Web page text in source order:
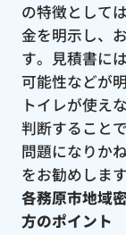
の特徴として
金を明示し、
す。見積書に
可能性などが
トイレが使え
判断すること
問題になりか
をお勧めします
各務原市地域
方のポイント